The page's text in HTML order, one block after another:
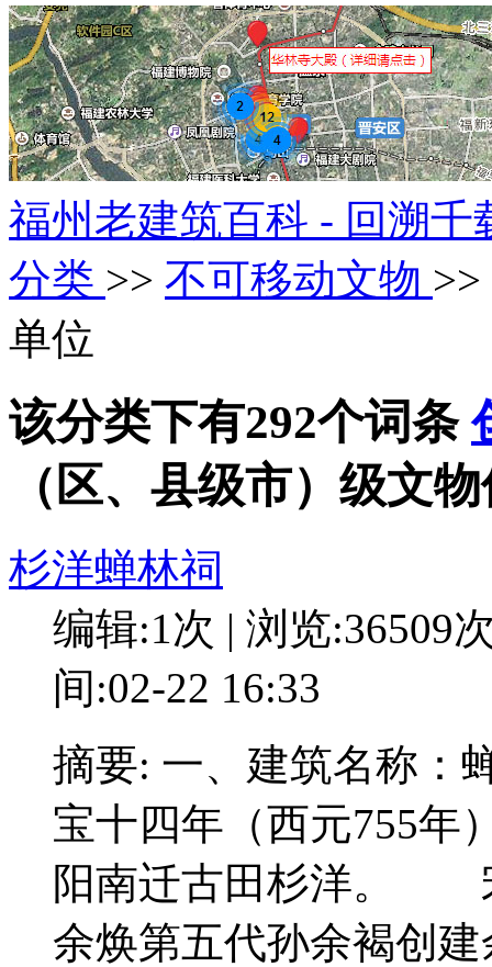
福州老建筑百科 - 回溯
分类 >> 不可移动文物
单位
该分类下有292个词条
（区、县级市）级文
杉洋蝉林祠
编辑:1次 | 浏览:36509
间:02-22 16:33
摘要: 一、建筑名称
宝十四年（西元755年
阳南迁古田杉洋。
余焕第五代孙余褐创